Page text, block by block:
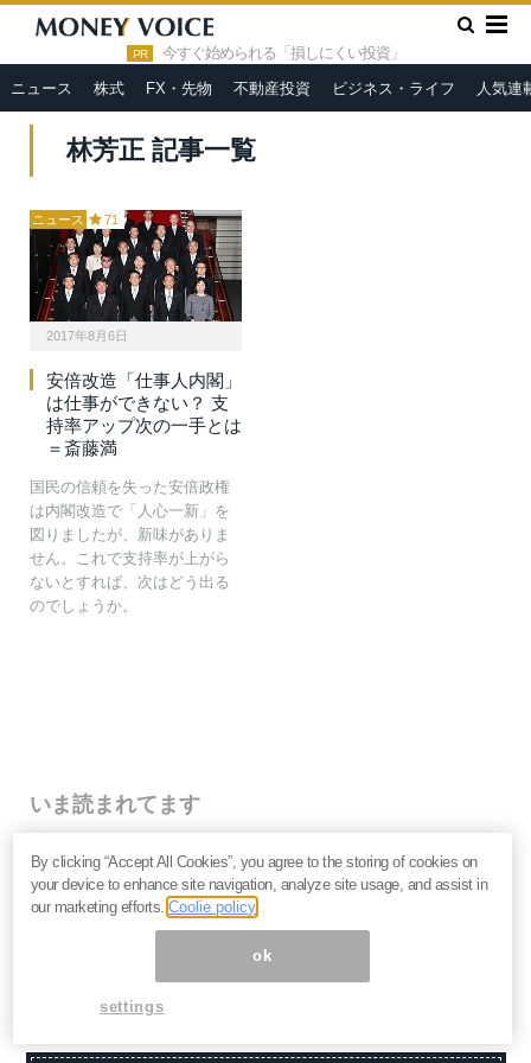
PR 今すぐ始められる「損しにくい投資」
ニュース 株式 FX・先物 不動産投資 ビジネス・ライフ 人気連
HOME » 林芳正
林芳正 記事一覧
ニュース 71
2017年8月6日
安倍改造「仕事人内閣」
は仕事ができない？ 支
持率アップ次の一手とは
＝斎藤満
国民の信頼を失った安倍政権
は内閣改造で「人心一新」を
図りましたが、新味がありま
せん。これで支持率が上がら
ないとすれば、次はどう出る
のでしょうか。
いま読まれてます
株価下落「三菱重工」今が買い？長期投資家が見るべ
き“防衛だけじゃない”強さと投資リスク＝栫井駿介
優待新設「大黒屋HD」は買いか？仕手株説をどう見る
べきか、大化けの4条件を解説＝金融ライター K.Y
なぜキオクシアは売られる？長期投資家が見るべき、半
By clicking “Accept All Cookies”, you agree to the storing of cookies on
your device to enhance site navigation, analyze site usage, and assist in
our marketing efforts.Coolie policy
ok
settings